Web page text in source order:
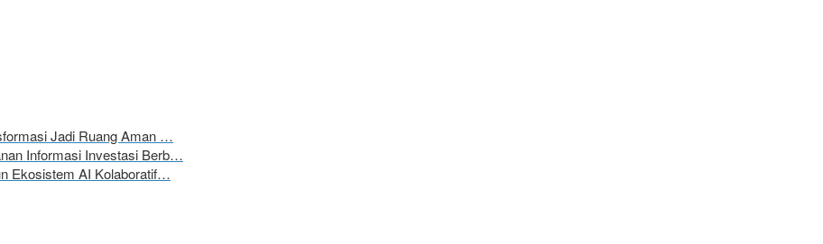
Jadi Ruang Aman …
Informasi Investasi Berb…
Ekosistem AI Kolaboratif…